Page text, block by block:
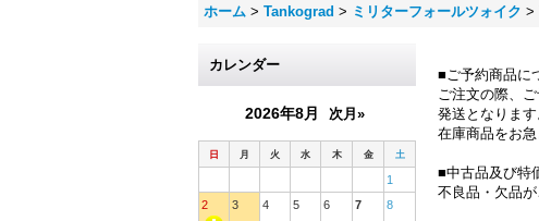
ホーム > Tankograd > ミリターフォールツォイク >
カレンダー
2026年8月 次月»
日 月 火 水 木 金 土
1
2
3 4 5 6 7 8
■ご予約商品に
ご注文の際、
発送となります
在庫商品をお
■中古品及び特
不良品・欠品